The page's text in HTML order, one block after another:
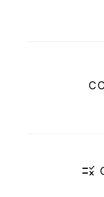
rule